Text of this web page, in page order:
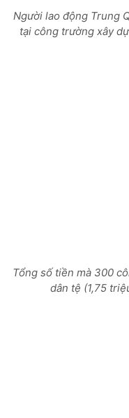
Người lao động Trung
tại công trường xây
Tổng số tiền mà 300
dân tệ (1,75